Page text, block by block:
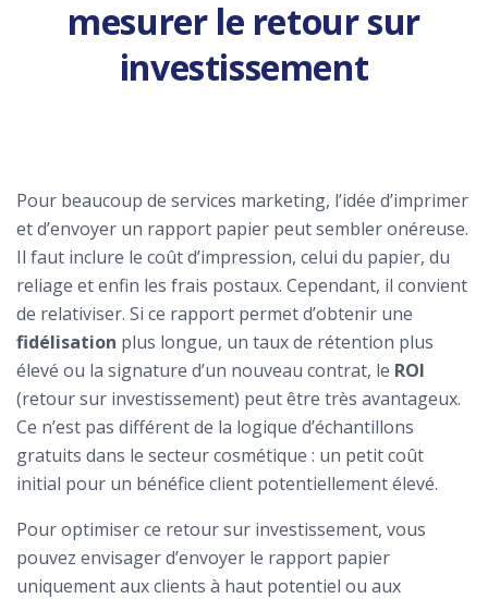
mesurer le retour sur
investissement
Pour beaucoup de services marketing, l’idée d’imprimer
et d’envoyer un rapport papier peut sembler onéreuse.
Il faut inclure le coût d’impression, celui du papier, du
reliage et enfin les frais postaux. Cependant, il convient
de relativiser. Si ce rapport permet d’obtenir une
fidélisation plus longue, un taux de rétention plus
élevé ou la signature d’un nouveau contrat, le ROI
(retour sur investissement) peut être très avantageux.
Ce n’est pas différent de la logique d’échantillons
gratuits dans le secteur cosmétique : un petit coût
initial pour un bénéfice client potentiellement élevé.
Pour optimiser ce retour sur investissement, vous
pouvez envisager d’envoyer le rapport papier
uniquement aux clients à haut potentiel ou aux